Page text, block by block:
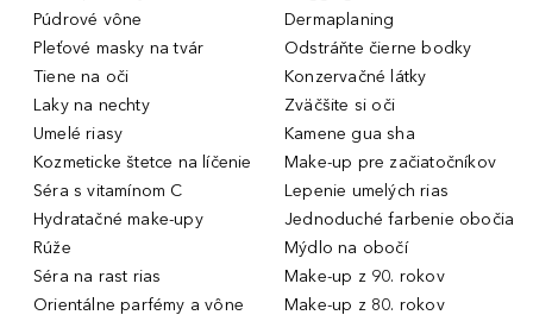
Púdrové vône
Pleťové masky na tvár
Tiene na oči
Laky na nechty
Umelé riasy
Kozmeticke štetce na líčenie
Séra s vitamínom C
Hydratačné make-upy
Rúže
Séra na rast rias
Orientálne parfémy a vône
Dermaplaning
Odstráňte čierne bodky
Konzervačné látky
Zväčšite si oči
Kamene gua sha
Make-up pre začiatočníkov
Lepenie umelých rias
Jednoduché farbenie obočia
Mýdlo na obočí
Make-up z 90. rokov
Make-up z 80. rokov